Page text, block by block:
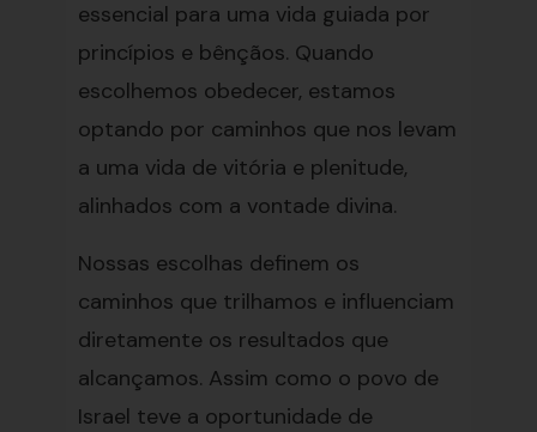
essencial para uma vida guiada por
princípios e bênçãos. Quando
escolhemos obedecer, estamos
optando por caminhos que nos levam
a uma vida de vitória e plenitude,
alinhados com a vontade divina.
Nossas escolhas definem os
caminhos que trilhamos e influenciam
diretamente os resultados que
alcançamos. Assim como o povo de
Israel teve a oportunidade de